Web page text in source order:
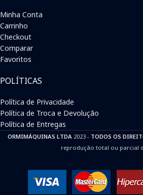
Minha Conta
Carrinho
Checkout
Comparar
Favoritos
POLÍTICAS
Política de Privacidade
Política de Troca e Devolução
Política de Entregas
ORMIMÁQUINAS LTDA2023 - TODOS OS
reprodução total ou parcial